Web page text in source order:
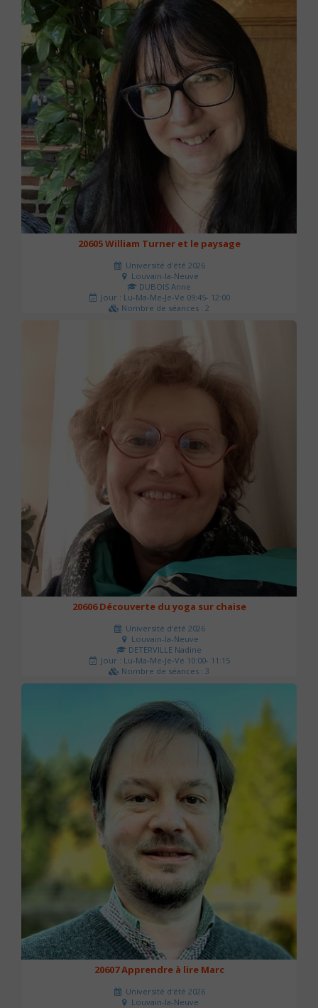
20605 William Turner et le paysage
Université d'été 2026
Louvain-la-Neuve
DUBOIS Anne
Jour : Lu-Ma-Me-Je-Ve 09:45- 12:00
Nombre de séances : 2
20606 Découverte du yoga sur chaise
Université d'été 2026
Louvain-la-Neuve
DETERVILLE Nadine
Jour : Lu-Ma-Me-Je-Ve 10:00- 11:15
Nombre de séances : 3
30 €
20607 Apprendre à lire Marc
Université d'été 2026
Louvain-la-Neuve